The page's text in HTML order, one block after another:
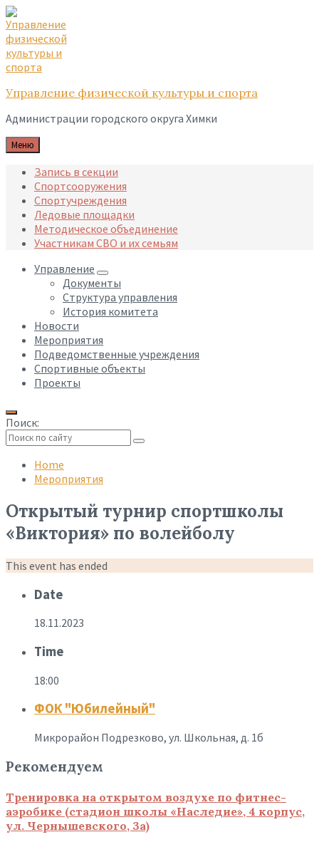
Skip
to
content
Skip
to
main
navigation
Skip
to
footer
Управление физической культуры и спорта
Администрации городского округа Химки
Меню
Запись в секции
Спортсооружения
Спортучреждения
Ледовые площадки
Методическое объединение
Участникам СВО и их семьям
Управление
Документы
Структура управления
История комитета
Новости
Мероприятия
Подведомственные учреждения
Спортивные объекты
Проекты
Поиск:
search
Home
Мероприятия
Открытый турнир спортшколы
«Виктория» по волейболу
This event has ended
Date
18.11.2023
Time
18:00
ФОК "Юбилейный"
Микрорайон Подрезково, ул. Школьная, д. 1б
Рекомендуем
Тренировка на открытом воздухе по фитнес-
аэробике (стадион школы «Наследие», 4 корпус,
ул. Чернышевского, 3а)